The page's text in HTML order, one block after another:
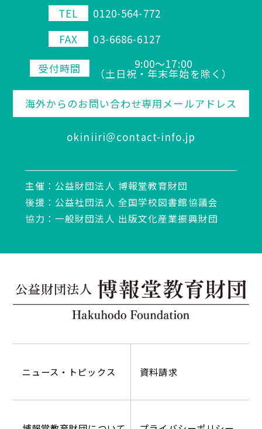
TEL
0120-564-772
FAX
03-6686-6127
受付時間 9:00～17:00
（土日祝・年末年始を除く）
海外からのお問い合わせ専用メールアドレス
okiniiri＠contact-info.jp
主催：公益財団法人 博報堂教育財団
後援：公益社団法人 全国学校図書館協議会
協力：一般財団法人 出版文化産業振興財団
ニュース・トピックス 資料請求